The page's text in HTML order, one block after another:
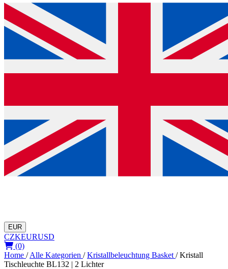
EUR
CZKEURUSD
(0)
Home / Alle Kategorien / Kristallbeleuchtung Basket / Kristall
Tischleuchte BL132 | 2 Lichter